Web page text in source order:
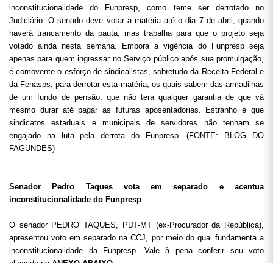
inconstitucionalidade do Funpresp, como teme ser derrotado no
Judiciário. O senado deve votar a matéria até o dia 7 de abril, quando
haverá trancamento da pauta, mas trabalha para que o projeto seja
votado ainda nesta semana. Embora a vigência do Funpresp seja
apenas para quem ingressar no Serviço público após sua promulgação,
é comovente o esforço de sindicalistas, sobretudo da Receita Federal e
da Fenasps, para derrotar esta matéria, os quais sabem das armadilhas
de um fundo de pensão, que não terá qualquer garantia de que vá
mesmo durar até pagar as futuras aposentadorias. Estranho é que
sindicatos estaduais e municipais de servidores não tenham se
engajado na luta pela derrota do Funpresp. (FONTE: BLOG DO
FAGUNDES)
Senador Pedro Taques vota em separado e acentua
inconstitucionalidade do Funpresp
O senador PEDRO TAQUES, PDT-MT (ex-Procurador da República),
apresentou voto em separado na CCJ, por meio do qual fundamenta a
inconstitucionalidade da Funpresp. Vale à pena conferir seu voto